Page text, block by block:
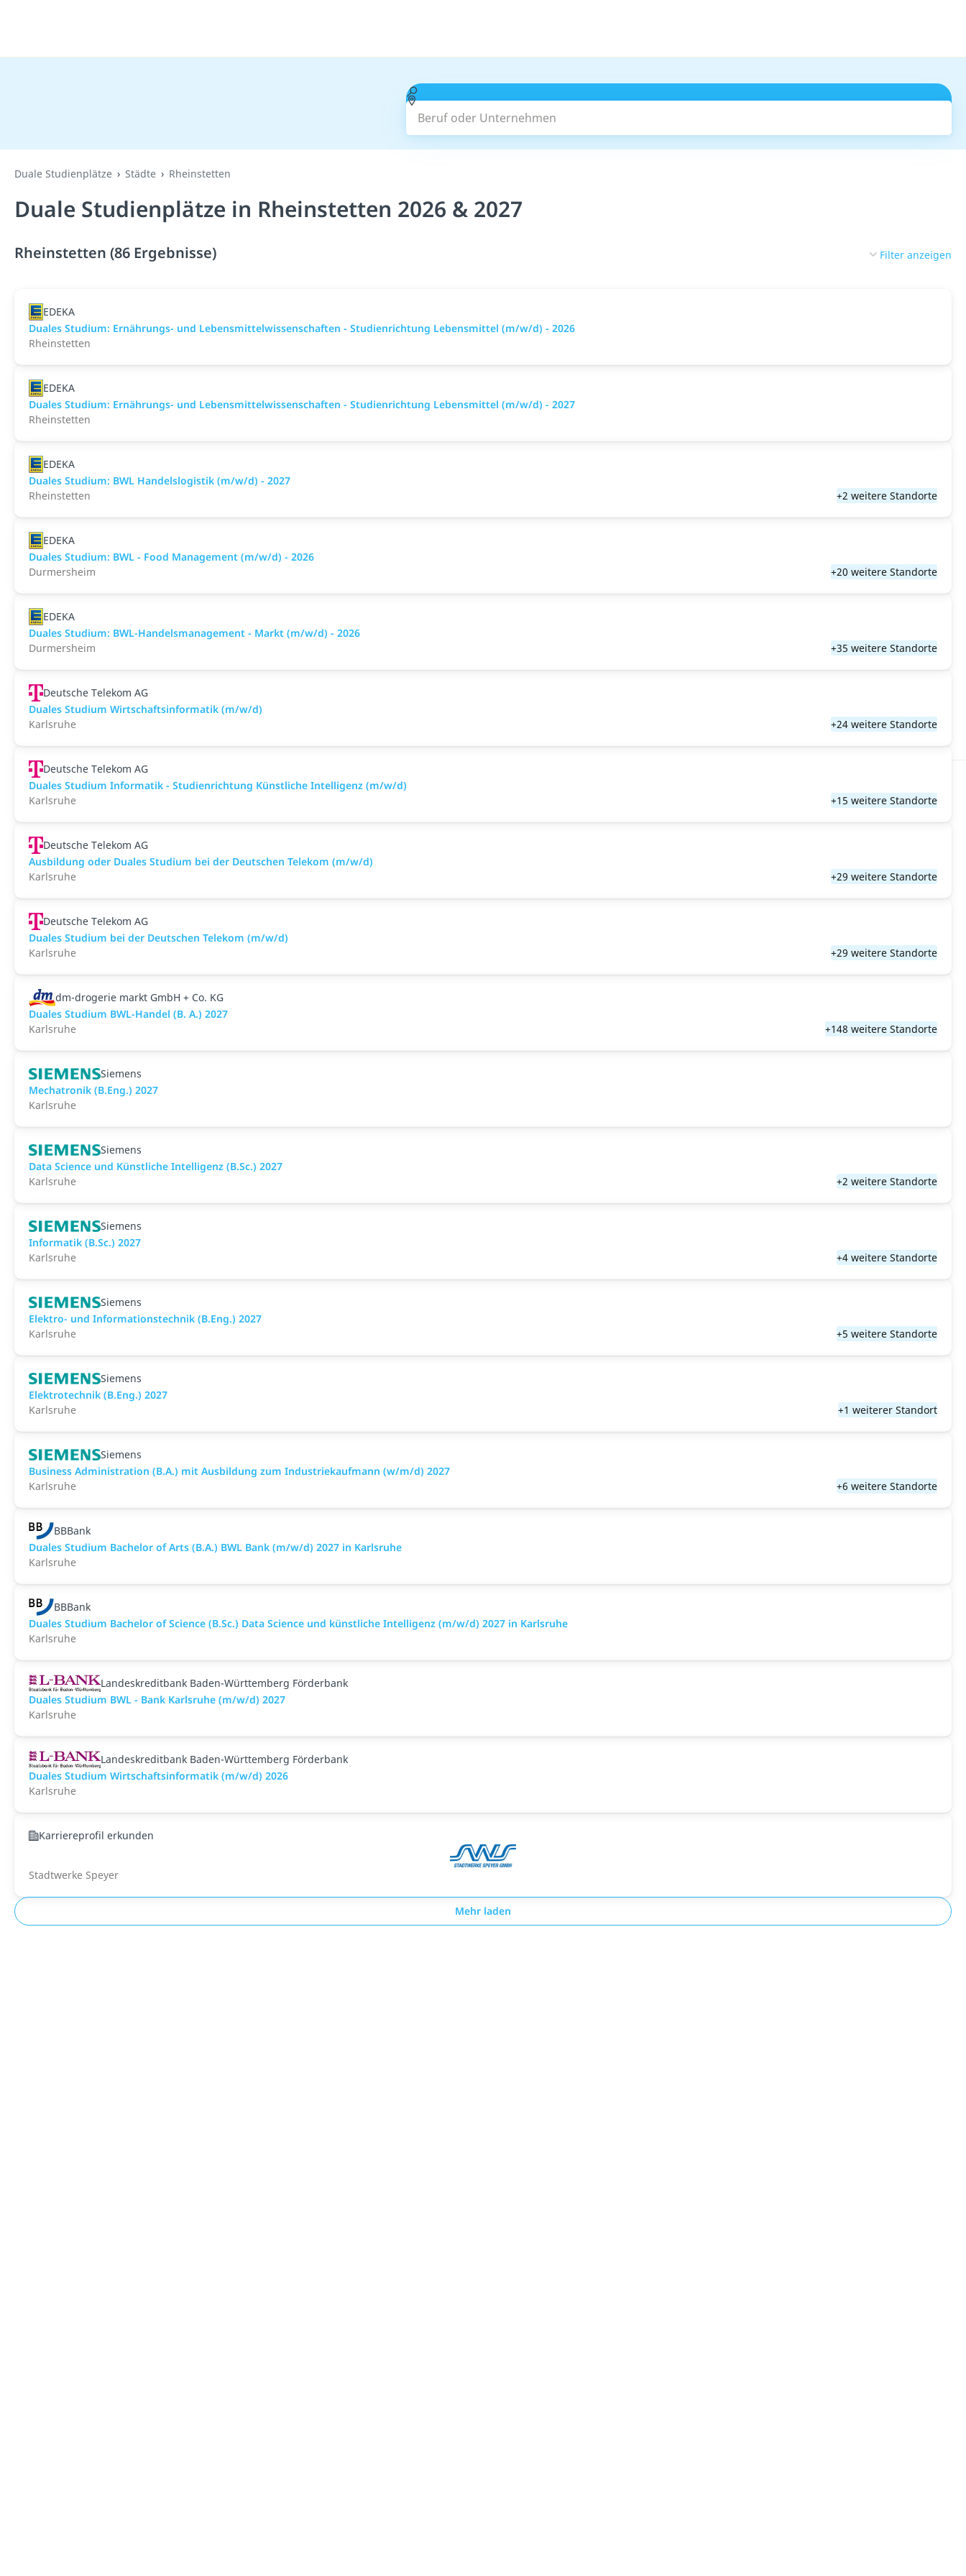
Beruf oder Unternehmen
Duale Studienplätze Städte Rheinstetten
Duale Studienplätze in Rheinstetten 2026 & 2027
Rheinstetten (86 Ergebnisse) Filter anzeigen
EDEKA
Duales Studium: Ernährungs- und Lebensmittelwissenschaften - Studienrichtung Lebensmittel (m/w/d) - 2026
Rheinstetten
EDEKA
Duales Studium: Ernährungs- und Lebensmittelwissenschaften - Studienrichtung Lebensmittel (m/w/d) - 2027
Rheinstetten
EDEKA
Duales Studium: BWL Handelslogistik (m/w/d) - 2027
Rheinstetten
+2 weitere Standorte
EDEKA
Duales Studium: BWL - Food Management (m/w/d) - 2026
Durmersheim
+20 weitere Standorte
EDEKA
Duales Studium: BWL-Handelsmanagement - Markt (m/w/d) - 2026
Durmersheim
+35 weitere Standorte
Deutsche Telekom AG
Duales Studium Wirtschaftsinformatik (m/w/d)
Karlsruhe
+24 weitere Standorte
Deutsche Telekom AG
Duales Studium Informatik - Studienrichtung Künstliche Intelligenz (m/w/d)
Karlsruhe
+15 weitere Standorte
Deutsche Telekom AG
Ausbildung oder Duales Studium bei der Deutschen Telekom (m/w/d)
Karlsruhe
+29 weitere Standorte
Deutsche Telekom AG
Duales Studium bei der Deutschen Telekom (m/w/d)
Karlsruhe
+29 weitere Standorte
dm-drogerie markt GmbH + Co. KG
Duales Studium BWL-Handel (B. A.) 2027
Karlsruhe
+148 weitere Standorte
Siemens
Mechatronik (B.Eng.) 2027
Karlsruhe
Siemens
Data Science und Künstliche Intelligenz (B.Sc.) 2027
Karlsruhe
+2 weitere Standorte
Siemens
Informatik (B.Sc.) 2027
Karlsruhe
+4 weitere Standorte
Siemens
Elektro- und Informationstechnik (B.Eng.) 2027
Karlsruhe
+5 weitere Standorte
Siemens
Elektrotechnik (B.Eng.) 2027
Karlsruhe
+1 weiterer Standort
Siemens
Business Administration (B.A.) mit Ausbildung zum Industriekaufmann (w/m/d) 2027
Karlsruhe
+6 weitere Standorte
BBBank
Duales Studium Bachelor of Arts (B.A.) BWL Bank (m/w/d) 2027 in Karlsruhe
Karlsruhe
BBBank
Duales Studium Bachelor of Science (B.Sc.) Data Science und künstliche Intelligenz (m/w/d) 2027 in Karlsruhe
Karlsruhe
Landeskreditbank Baden-Württemberg Förderbank
Duales Studium BWL - Bank Karlsruhe (m/w/d) 2027
Karlsruhe
Landeskreditbank Baden-Württemberg Förderbank
Duales Studium Wirtschaftsinformatik (m/w/d) 2026
Karlsruhe
Karriereprofil erkunden
Stadtwerke Speyer
Mehr laden